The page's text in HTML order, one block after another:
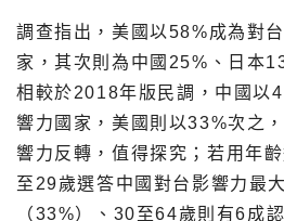
調查指出，美國以58%成為對
家，其次則為中國25%、日本
相較於2018年版民調，中國以
響力國家，美國則以33%次之
響力反轉，值得探究；若用年
至29歲選答中國對台影響力最
（33%）、30至64歲則有6成